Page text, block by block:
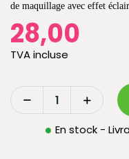
de maquillage avec effet
28,00
TVA incluse
En stock -